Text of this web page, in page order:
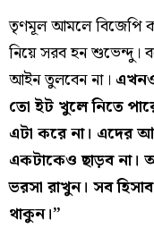
তৃণমূল আমলে বিজেপি
নিয়ে সরব হন শুভেন্দু।
আইন তুলবেন না।
তো ইট খুলে নিতে
এটা করে না। এদের
একটাকেও ছাড়ব না।
ভরসা রাখুন। সব
থাকুন।”